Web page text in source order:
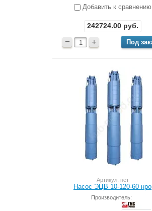
Добавить к сравнению
242724.00руб.
− +
Артикул: нет
Насос ЭЦВ 10-120-60 нро
Производитель: